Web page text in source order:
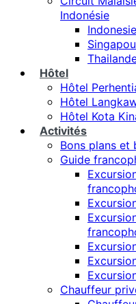
Indonésie
Hôtel
Hôtel
Hôtel
Hôtel Kota
Activités
Bons plans et
Guide
Chauffeur